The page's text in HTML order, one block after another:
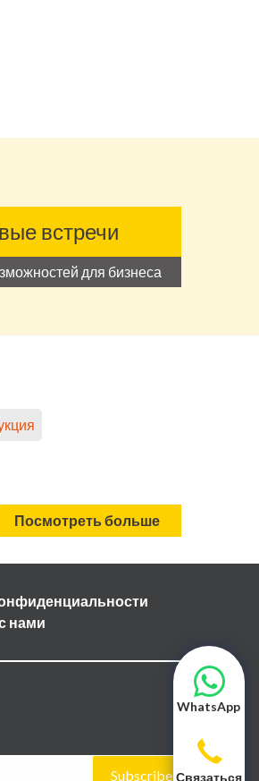
встречи
для бизнеса
Посмотреть больше
нами
Subscribe
WhatsApp
Связаться с